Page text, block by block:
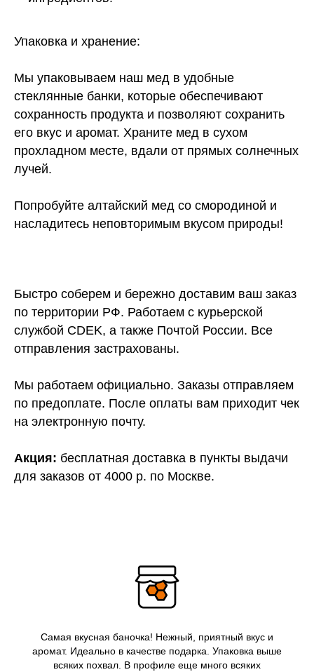
Упаковка и хранение:
Мы упаковываем наш мед в удобные
стеклянные банки, которые обеспечивают
сохранность продукта и позволяют сохранить
его вкус и аромат. Храните мед в сухом
прохладном месте, вдали от прямых солнечных
лучей.
Попробуйте алтайский мед со смородиной и
насладитесь неповторимым вкусом природы!
Быстро соберем и бережно доставим ваш заказ
по территории РФ. Работаем с курьерской
службой CDEK, а также Почтой России. Все
отправления застрахованы.
Мы работаем официально. Заказы отправляем
по предоплате. После оплаты вам приходит чек
на электронную почту.
Акция: бесплатная доставка в пункты выдачи
для заказов от 4000 р. по Москве.
Самая вкусная баночка! Нежный, приятный вкус и
аромат. Идеально в качестве подарка. Упаковка выше
всяких похвал. В профиле еще много всяких